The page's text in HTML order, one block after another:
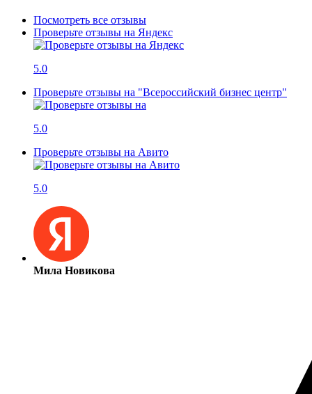
Посмотреть все отзывы
Проверьте отзывы на Яндекс
5.0
Проверьте отзывы на "Всероссийский бизнес центр"
5.0
Проверьте отзывы на Авито
5.0
Мила Новикова